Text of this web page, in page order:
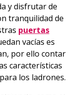
y disfrutar de
tranquilidad de
puertas
vacías es
por ello contar
características
los ladrones.